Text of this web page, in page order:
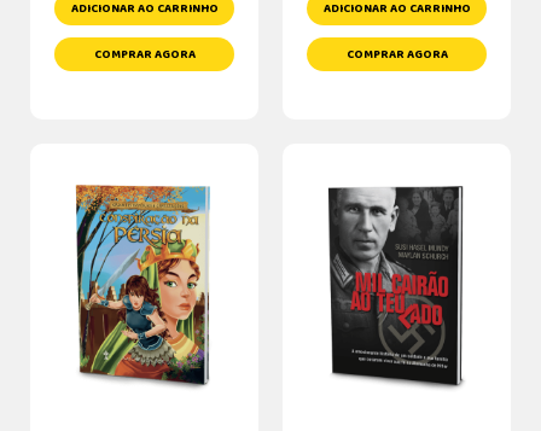
ADICIONAR AO CARRINHO
COMPRAR AGORA
ADICIONAR AO CARRINHO
COMPRAR AGORA